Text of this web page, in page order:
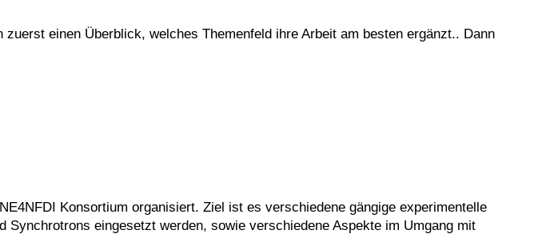
einen Überblick, welches Themenfeld ihre Arbeit am besten ergänzt.. Dann
Konsortium organisiert. Ziel ist es verschiedene gängige experimentelle
eingesetzt werden, sowie verschiedene Aspekte im Umgang mit